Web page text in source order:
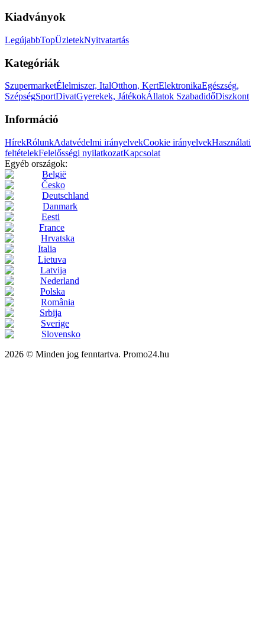
Kiadványok
LegújabbTopÜzletekNyitvatartás
Kategóriák
SzupermarketÉlelmiszer, ItalOtthon, KertElektronikaEgészség,
SzépségSportDivatGyerekek, JátékokÁllatok SzabadidőDiszkont
Információ
HírekRólunkAdatvédelmi irányelvekCookie irányelvekHasználati
feltételekFelelősségi nyilatkozatKapcsolat
Egyéb országok:
België
Česko
Deutschland
Danmark
Eesti
France
Hrvatska
Italia
Lietuva
Latvija
Nederland
Polska
România
Srbija
Sverige
Slovensko
2026 © Minden jog fenntartva. Promo24.hu